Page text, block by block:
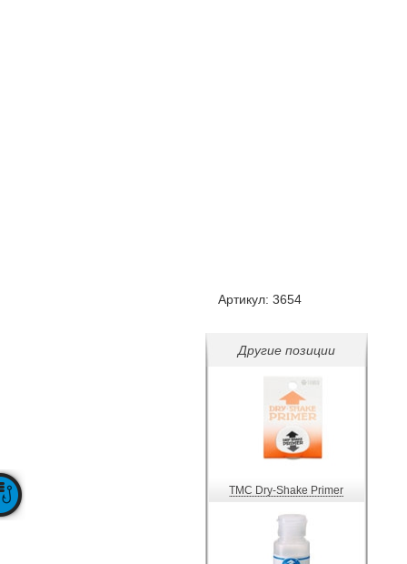
Артикул: 3654
Другие позиции
TMC Dry-Shake Primer